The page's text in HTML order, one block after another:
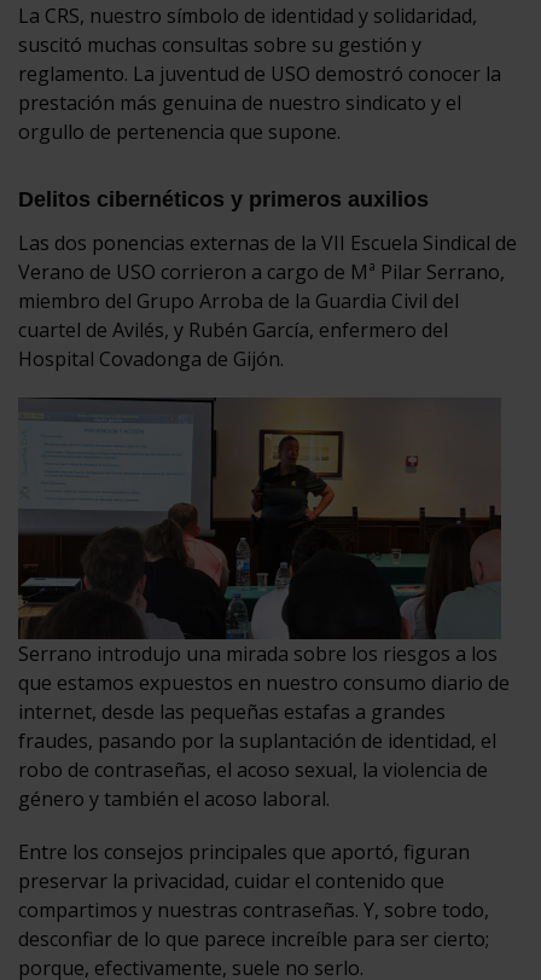
La CRS, nuestro símbolo de identidad y solidaridad,
suscitó muchas consultas sobre su gestión y
reglamento. La juventud de USO demostró conocer la
prestación más genuina de nuestro sindicato y el
orgullo de pertenencia que supone.
Delitos cibernéticos y primeros auxilios
Las dos ponencias externas de la VII Escuela Sindical de
Verano de USO corrieron a cargo de Mª Pilar Serrano,
miembro del Grupo Arroba de la Guardia Civil del
cuartel de Avilés, y Rubén García, enfermero del
Hospital Covadonga de Gijón.
Serrano introdujo una mirada sobre los riesgos a los
que estamos expuestos en nuestro consumo diario de
internet, desde las pequeñas estafas a grandes
fraudes, pasando por la suplantación de identidad, el
robo de contraseñas, el acoso sexual, la violencia de
género y también el acoso laboral.
Entre los consejos principales que aportó, figuran
preservar la privacidad, cuidar el contenido que
compartimos y nuestras contraseñas. Y, sobre todo,
desconfiar de lo que parece increíble para ser cierto;
porque, efectivamente, suele no serlo.